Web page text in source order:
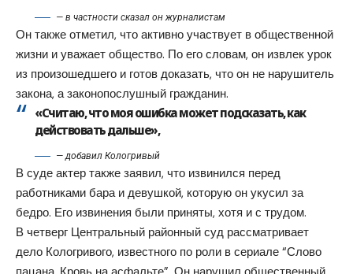
— в частности сказал он журналистам
Он также отметил, что активно участвует в общественной
жизни и уважает общество. По его словам, он извлек урок
из произошедшего и готов доказать, что он не нарушитель
закона, а законопослушный гражданин.
«Считаю, что моя ошибка может подсказать, как
действовать дальше»,
— добавил Кологривый
В суде актер также заявил, что извинился перед
работниками бара и девушкой, которую он укусил за
бедро. Его извинения были приняты, хотя и с трудом.
В четверг Центральный районный суд рассматривает
дело Кологривого, известного по роли в сериале “Слово